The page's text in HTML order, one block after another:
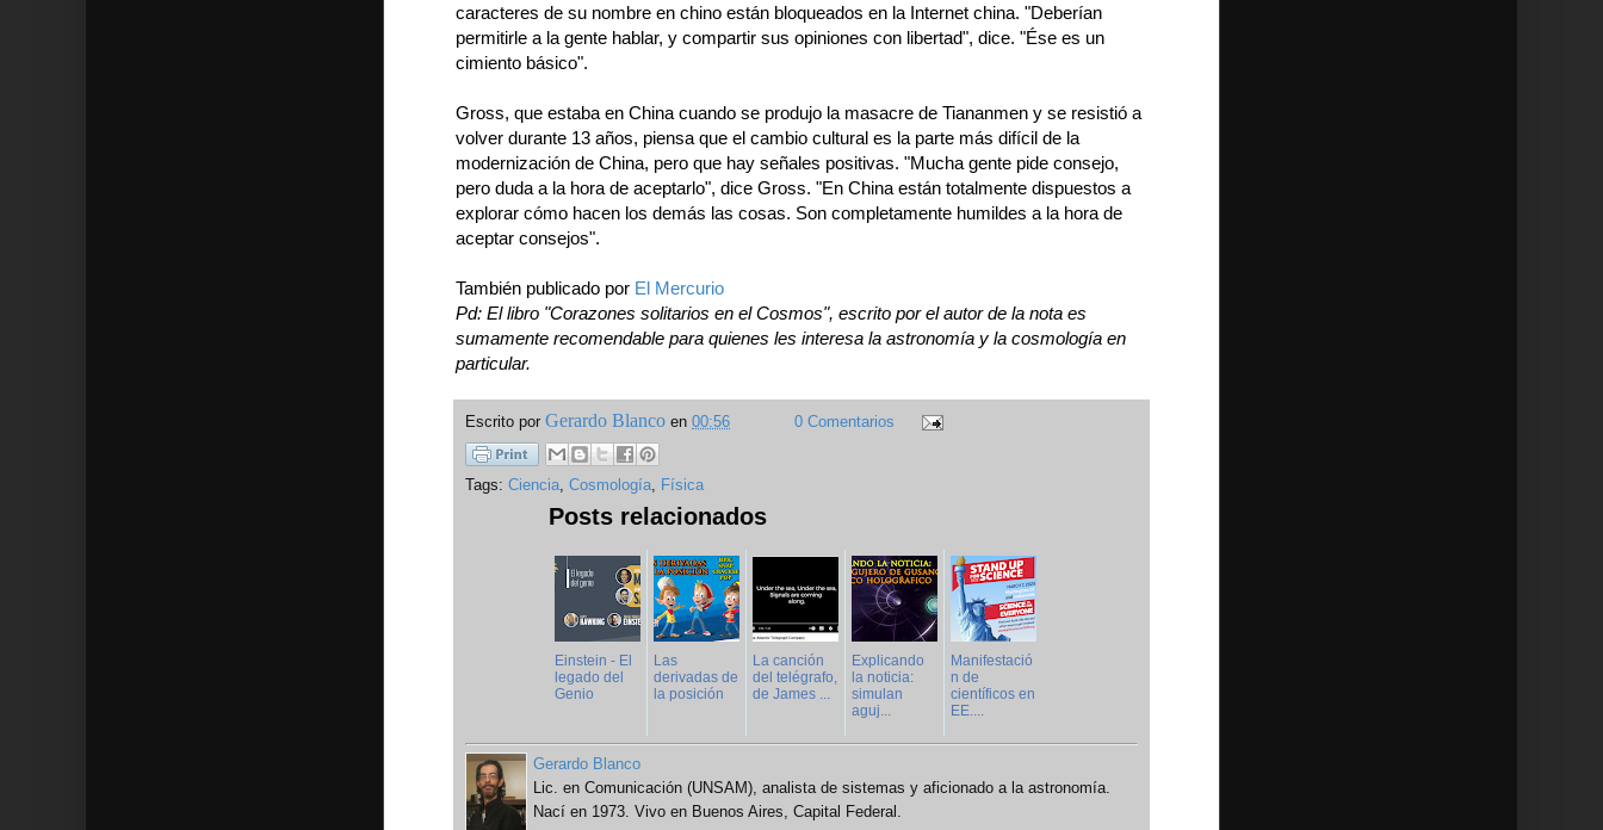
caracteres de su nombre en chino están bloqueados en la Internet china. "Deberían
permitirle a la gente hablar, y compartir sus opiniones con libertad", dice. "Ése es un
cimiento básico".
Gross, que estaba en China cuando se produjo la masacre de Tiananmen y se resistió a
volver durante 13 años, piensa que el cambio cultural es la parte más difícil de la
modernización de China, pero que hay señales positivas. "Mucha gente pide consejo,
pero duda a la hora de aceptarlo", dice Gross. "En China están totalmente dispuestos a
explorar cómo hacen los demás las cosas. Son completamente humildes a la hora de
aceptar consejos".
También publicado por El Mercurio
Pd: El libro "Corazones solitarios en el Cosmos", escrito por el autor de la nota es
sumamente recomendable para quienes les interesa la astronomía y la cosmología en
particular.
Escrito por Gerardo Blanco en 00:56 0 Comentarios
Tags: Ciencia, Cosmología, Física
Posts relacionados
Einstein - El
legado del
Genio
Las
derivadas de
la posición
La canción
del telégrafo,
de James ...
Explicando
la noticia:
simulan
aguj...
Manifestació
n de
científicos en
EE....
Gerardo Blanco
Lic. en Comunicación (UNSAM), analista de sistemas y aficionado a la astronomía.
Nací en 1973. Vivo en Buenos Aires, Capital Federal.